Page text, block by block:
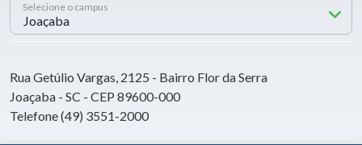
Selecione o campus
Rua Getúlio Vargas, 2125 - Bairro Flor da Serra
Joaçaba - SC - CEP 89600-000
Telefone (49) 3551-2000